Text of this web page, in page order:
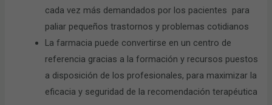
cada vez más demandados por los pacientes para
paliar pequeños trastornos y problemas cotidianos
La farmacia puede convertirse en un centro de
referencia gracias a la formación y recursos puestos
a disposición de los profesionales, para maximizar la
eficacia y seguridad de la recomendación terapéutica